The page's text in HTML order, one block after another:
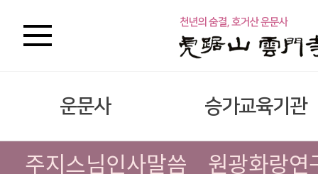
운문사 승가교육기관
주지스님인사말씀
원광화랑연